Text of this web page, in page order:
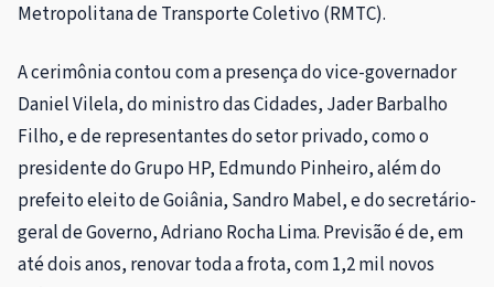
Metropolitana de Transporte Coletivo (RMTC).
A cerimônia contou com a presença do vice-governador
Daniel Vilela, do ministro das Cidades, Jader Barbalho
Filho, e de representantes do setor privado, como o
presidente do Grupo HP, Edmundo Pinheiro, além do
prefeito eleito de Goiânia, Sandro Mabel, e do secretário-
geral de Governo, Adriano Rocha Lima. Previsão é de, em
até dois anos, renovar toda a frota, com 1,2 mil novos